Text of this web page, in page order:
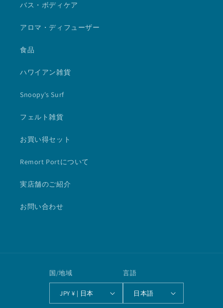
バス・ボディケア
アロマ・ディフューザー
食品
ハワイアン雑貨
Snoopy's Surf
フェルト雑貨
お買い得セット
Remort Portについて
実店舗のご紹介
お問い合わせ
国/地域
JPY ¥ | 日本
言語
日本語